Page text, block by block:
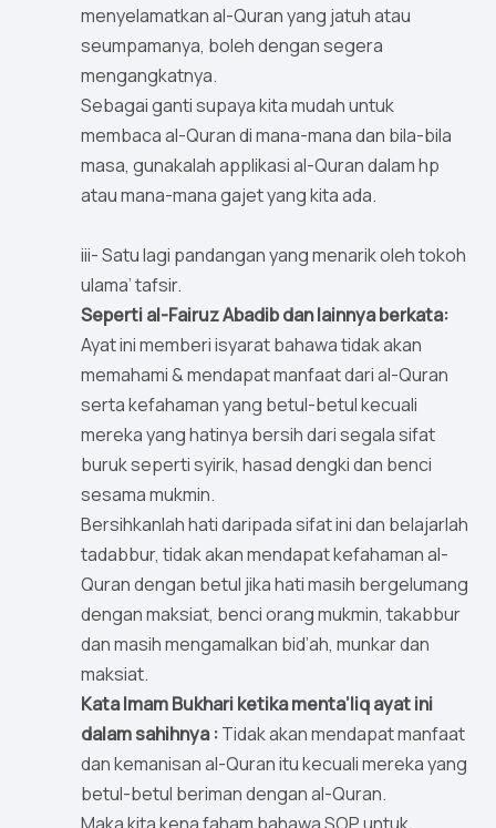
menyelamatkan al-Quran yang jatuh atau
seumpamanya, boleh dengan segera
mengangkatnya.
Sebagai ganti supaya kita mudah untuk
membaca al-Quran di mana-mana dan bila-bila
masa, gunakalah applikasi al-Quran dalam hp
atau mana-mana gajet yang kita ada.
iii- Satu lagi pandangan yang menarik oleh tokoh
ulama’ tafsir.
Seperti al-Fairuz Abadib dan lainnya berkata:
Ayat ini memberi isyarat bahawa tidak akan
memahami & mendapat manfaat dari al-Quran
serta kefahaman yang betul-betul kecuali
mereka yang hatinya bersih dari segala sifat
buruk seperti syirik, hasad dengki dan benci
sesama mukmin.
Bersihkanlah hati daripada sifat ini dan belajarlah
tadabbur, tidak akan mendapat kefahaman al-
Quran dengan betul jika hati masih bergelumang
dengan maksiat, benci orang mukmin, takabbur
dan masih mengamalkan bid’ah, munkar dan
maksiat.
Kata Imam Bukhari ketika menta’liq ayat ini
dalam sahihnya :Tidak akan mendapat manfaat
dan kemanisan al-Quran itu kecuali mereka yang
betul-betul beriman dengan al-Quran.